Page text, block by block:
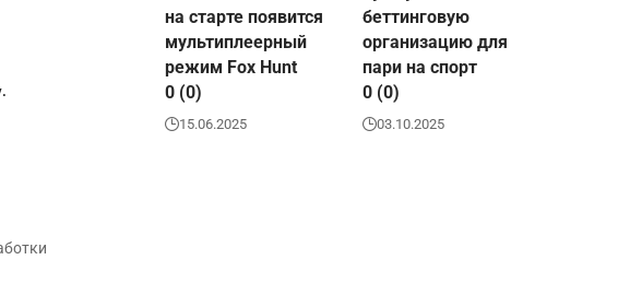
на старте появится
мультиплеерный
режим Fox Hunt
0 (0)
15.06.2025
беттинговую
организацию для
пари на спорт
0 (0)
03.10.2025